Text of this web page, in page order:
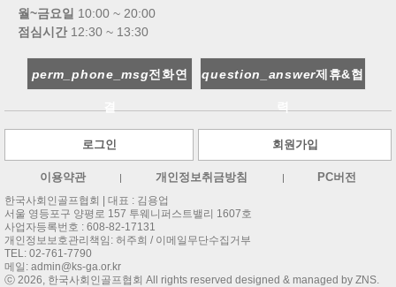
월~금요일 10:00 ~ 20:00
점심시간12:30 ~ 13:30
perm_phone_msg전화연 question_answer제휴&협
로그인 회원가입
이용약관 개인정보취금방침 PC버전
한국사회인골프협회 |
대표 : 김용업
서울 영등포구 양평로 157 투웨니퍼스트밸리 1607호
사업자등록번호 : 608-82-17131
개인정보보호관리책임: 허주희 / 이메일무단수집거부
TEL: 02-761-7790
메일: admin@ks-ga.or.kr
ⓒ 2026, 한국사회인골프협회 All rights reserved designed & managed by ZNS.